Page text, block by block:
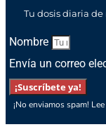
Tu dosis diaria
Nombre
Envía un correo
¡Suscríbete ya!
¡No enviamos spam!